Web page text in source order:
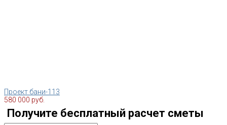
Проект бани-113
580 000 руб.
Получите бесплатный расчет сметы